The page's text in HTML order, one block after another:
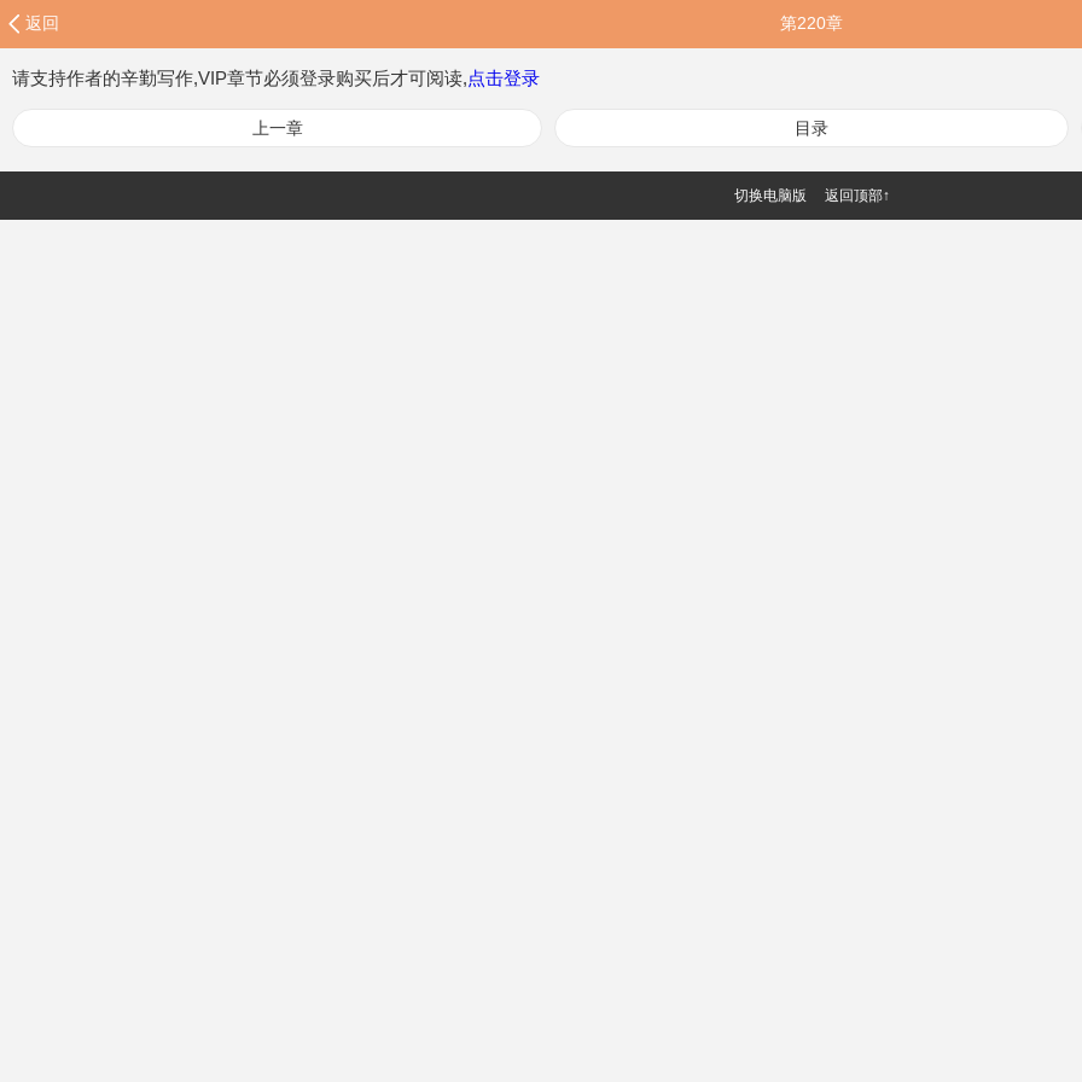
返回 第220章
请支持作者的辛勤写作,VIP章节必须登录购买后才可阅读,点击登录
上一章 目录
切换电脑版 返回顶部↑